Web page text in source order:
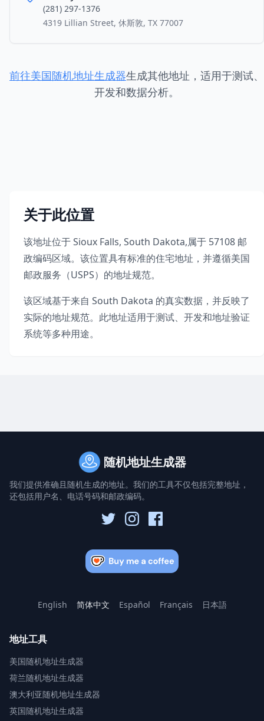
(281) 297-1376
4319 Lillian Street, 休斯敦, TX 77007
前往美国随机地址生成器生成其他地址，适用于测试、
开发和数据分析。
关于此位置
该地址位于Sioux Falls, South Dakota,属于 57108 邮
政编码区域。该位置具有标准的住宅地址，并遵循美国
邮政服务（USPS）的地址规范。
该区域基于来自 South Dakota 的真实数据，并反映了
实际的地址规范。此地址适用于测试、开发和地址验证
系统等多种用途。
随机地址生成器
我们提供准确且随机生成的地址。我们的工具不仅包括完整地址，
还包括用户名、电话号码和邮政编码。
English 简体中文 Español Français 日本語
地址工具
美国随机地址生成器
荷兰随机地址生成器
澳大利亚随机地址生成器
英国随机地址生成器